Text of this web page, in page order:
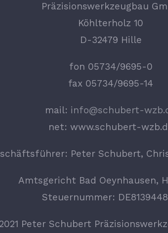
Präzisionswerkzeugbau
Köhlterholz 10
D-32479 Hille
fon 05734/9695-0
fax 05734/9695-14
mail: info@schubert-
net: www.schubert-
Peter Schubert,
Amtsgericht Bad Oeynhausen,
Steuernummer:
Peter Schubert